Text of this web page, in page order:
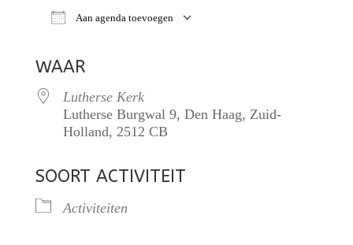
Aan agenda toevoegen
WAAR
Lutherse Kerk
Lutherse Burgwal 9, Den Haag, Zuid-
Holland, 2512 CB
SOORT ACTIVITEIT
Activiteiten